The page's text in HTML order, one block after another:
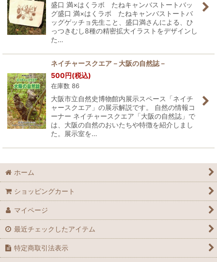
盛口 満×はくラボ たねキャンバストートバッ
グ盛口 満×はくラボ たねキャンバストートバ
ッグゲッチョ先生こと、盛口満さんによる、ひ
っつきむし8種の精密拡大イラストをデザインし
た…
ネイチャースクエア－大阪の自然誌－
500円(税込)
在庫数 86
大阪市立自然史博物館内展示スペース「ネイチ
ャースクエア」の展示解説です。 自然の情報コ
ーナー ネイチャースクエア「大阪の自然誌」で
は、大阪の自然のおいたちや特徴を紹介しまし
た。展示室を…
ホーム
ショッピングカート
マイページ
最近チェックしたアイテム
特定商取引法表示